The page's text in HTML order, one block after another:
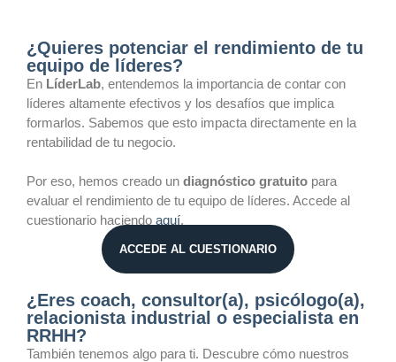
¿Quieres potenciar el rendimiento de tu
equipo de líderes?
En LíderLab, entendemos la importancia de contar con
líderes altamente efectivos y los desafíos que implica
formarlos. Sabemos que esto impacta directamente en la
rentabilidad de tu negocio.
Por eso, hemos creado un diagnóstico gratuito para
evaluar el rendimiento de tu equipo de líderes. Accede al
cuestionario haciendo aquí.
ACCEDE AL CUESTIONARIO
¿Eres coach, consultor(a), psicólogo(a),
relacionista industrial o especialista en
RRHH?
También tenemos algo para ti. Descubre cómo nuestros